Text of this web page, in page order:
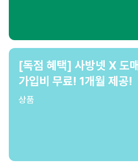
[독점 혜택] 사방넷 X 도
가입비 무료! 1개월 제공!
상품